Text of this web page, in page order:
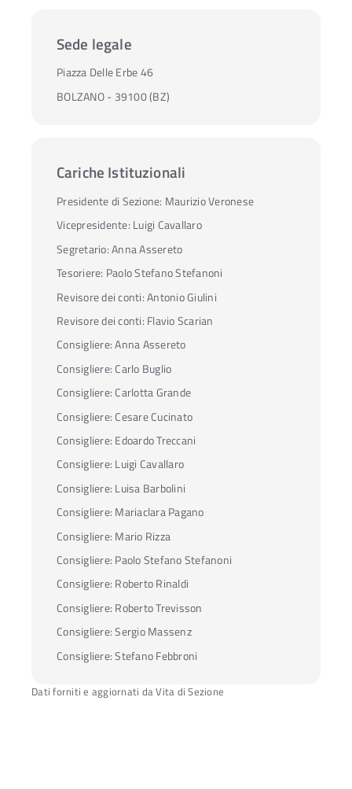
Sede legale
Piazza Delle Erbe 46
BOLZANO - 39100 (BZ)
Cariche Istituzionali
Presidente di Sezione: Maurizio Veronese
Vicepresidente: Luigi Cavallaro
Segretario:Anna Assereto
Tesoriere: Paolo Stefano Stefanoni
Revisore dei conti:Antonio Giulini
Revisore dei conti: Flavio Scarian
Consigliere:Anna Assereto
Consigliere:Carlo Buglio
Consigliere:Carlotta Grande
Consigliere:Cesare Cucinato
Consigliere: Edoardo Treccani
Consigliere: Luigi Cavallaro
Consigliere: Luisa Barbolini
Consigliere: Mariaclara Pagano
Consigliere: Mario Rizza
Consigliere: Paolo Stefano Stefanoni
Consigliere: Roberto Rinaldi
Consigliere: Roberto Trevisson
Consigliere:Sergio Massenz
Consigliere:Stefano Febbroni
Dati forniti e aggiornati da Vita di Sezione